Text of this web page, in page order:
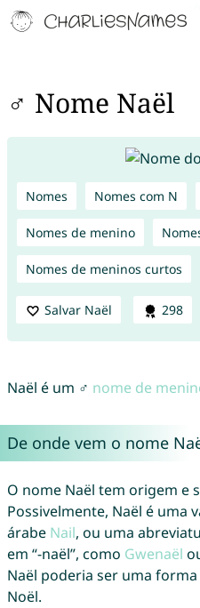
♂ Nome Naël
Nomes Nomes com N
Nomes de menino
Nomes de meninos curtos
Salvar Naël 298
Naël é um ♂ nome de
De onde vem o nome
O nome Naël tem origem e
Possivelmente, Naël é uma
árabe Nail, ou uma
em “-naël”, como Gwenaël
Naël poderia ser uma
Noël.